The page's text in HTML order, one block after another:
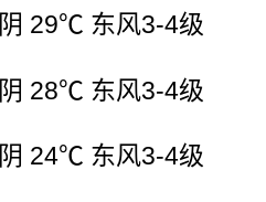
阴 29℃ 东风3-4级
阴 28℃ 东风3-4级
阴 24℃ 东风3-4级